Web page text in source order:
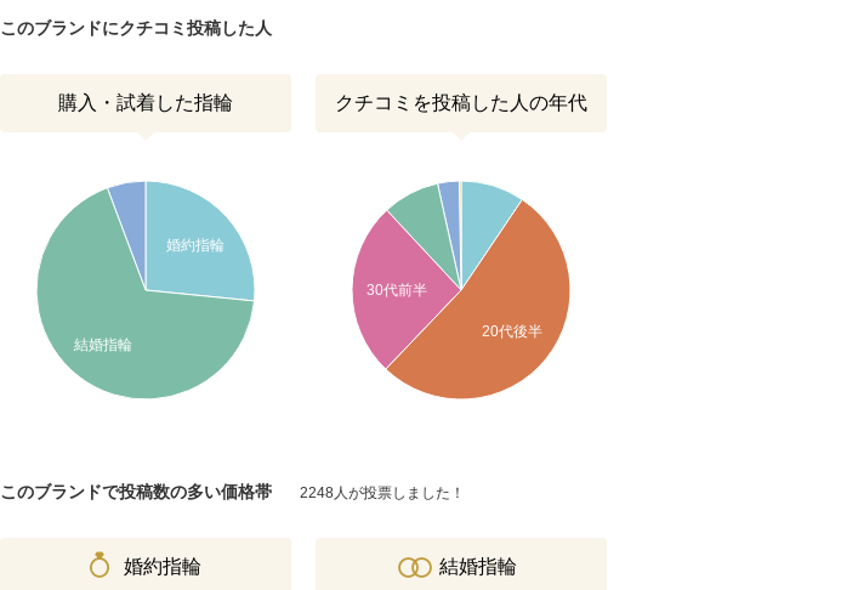
このブランドにクチコミ投稿した人
購入・試着した指輪
婚約指輪
結婚指輪
クチコミを投稿した人の年代
30代前半
20代後半
このブランドで投稿数の多い価格帯 2248人が投票しました！
婚約指輪 結婚指輪